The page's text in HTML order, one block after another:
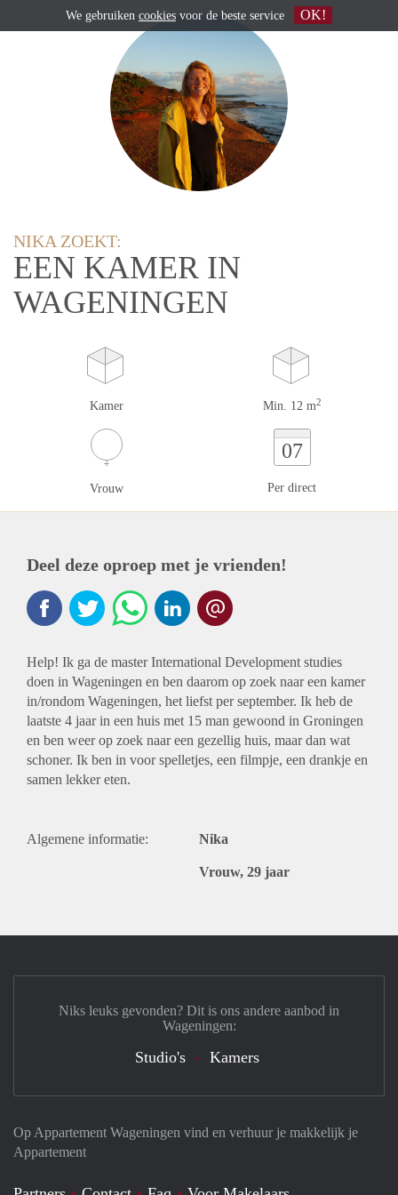
NIKA ZOEKT:
EEN KAMER IN
WAGENINGEN
Kamer Min. 12 m2
Vrouw
07
Per direct
Deel deze oproep met je vrienden!
Help! Ik ga de master International Development studies
doen in Wageningen en ben daarom op zoek naar een kamer
in/rondom Wageningen, het liefst per september. Ik heb de
laatste 4 jaar in een huis met 15 man gewoond in Groningen
en ben weer op zoek naar een gezellig huis, maar dan wat
schoner. Ik ben in voor spelletjes, een filmpje, een drankje en
samen lekker eten.
Algemene informatie: Nika
Vrouw, 29 jaar
Op Appartement Wageningen vind en verhuur je makkelijk je
Appartement
Niks leuks gevonden? Dit is ons andere aanbod in
Wageningen:
Studio's Kamers
We gebruiken cookies voor de beste service OK!